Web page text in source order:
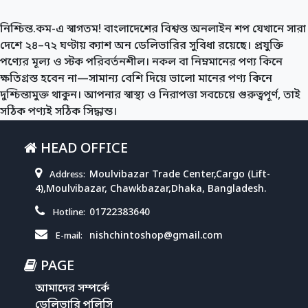
নিশ্চিন্ত.কম-এ স্বাগতম! বাংলাদেশের বিশ্বস্ত অনলাইন শপ যেখানে সারা
দেশে ২৪–৭২ ঘণ্টায় ক্যাশ অন ডেলিভারির সুবিধা রয়েছে। প্রযুক্তি
পণ্যের মূল্য ও স্টক পরিবর্তনশীল। নকল বা নিম্নমানের পণ্য কিনে
ক্ষতিগ্রস্ত হবেন না—সামান্য বেশি দিয়ে ভালো মানের পণ্য কিনে
দুশ্চিন্তামুক্ত থাকুন। আপনার স্বাস্থ্য ও নিরাপত্তা সবচেয়ে গুরুত্বপূর্ণ, তাই
সঠিক পণ্যই সঠিক সিদ্ধান্ত।
HEAD OFFICE
Address: Moulvibazar Trade Center,Cargo (Lift-
4),Moulvibazar, Chawkbazar,Dhaka, Bangladesh.
Hotline: 01722383640
E-mail: nishchintoshop@gmail.com
PAGE
আমাদের সম্পর্কে